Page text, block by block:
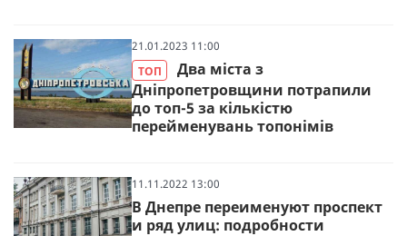
21.01.2023 11:00
ТОП
Два міста з
Дніпропетровщини потрапили
до топ-5 за кількістю
перейменувань топонімів
11.11.2022 13:00
В Днепре переименуют проспект
и ряд улиц: подробности